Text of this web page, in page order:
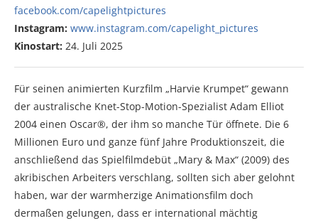
facebook.com/capelightpictures
Instagram: www.instagram.com/capelight_pictures
Kinostart: 24. Juli 2025
Für seinen animierten Kurzfilm „Harvie Krumpet“ gewann
der australische Knet-Stop-Motion-Spezialist Adam Elliot
2004 einen Oscar®, der ihm so manche Tür öffnete. Die 6
Millionen Euro und ganze fünf Jahre Produktionszeit, die
anschließend das Spielfilmdebüt „Mary & Max“ (2009) des
akribischen Arbeiters verschlang, sollten sich aber gelohnt
haben, war der warmherzige Animationsfilm doch
dermaßen gelungen, dass er international mächtig